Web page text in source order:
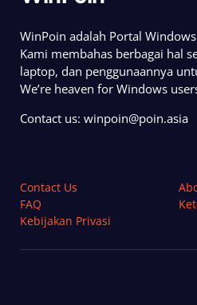
WinPoin adalah Portal
Kami membahas berbagai hal
laptop, dan penggunaannya
We’re heaven for Windows
Contact us: winpoin@poin.asia
Contact Us
FAQ
Kebijakan Privasi